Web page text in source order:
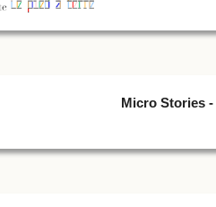
Micro Stories